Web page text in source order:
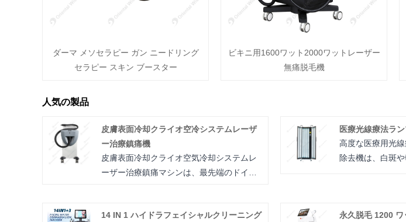
ダーマ メソセラピー ガン ニードリング
セラピー スキン ブースター
ビキニ用1600ワット2000ワットレーザー
無痛脱毛機
人気の製品
皮膚表面冷却クライオ空冷システムレーザ
ー治療鎮痛機
皮膚表面冷却クライオ空気冷却システムレ
ーザー治療鎮痛マシンは、最先端のドイツ
気を排出し、患者の治療部位を冷却しま
医療光線療法ラ
高度な医療用光
除去機は、白斑
改善し、診療所
14 IN 1 ハイドラフェイシャルクリーニング
永久脱毛 1200